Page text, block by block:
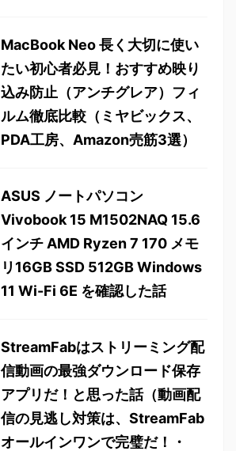
MacBook Neo 長く大切に使い
たい初心者必見！おすすめ映り
込み防止（アンチグレア）フィ
ルム徹底比較（ミヤビックス、
PDA工房、Amazon売筋3選）
ASUS ノートパソコン
Vivobook 15 M1502NAQ 15.6
インチ AMD Ryzen 7 170 メモ
リ16GB SSD 512GB Windows
11 Wi-Fi 6E を確認した話
StreamFabはストリーミング配
信動画の最強ダウンロード保存
アプリだ！と思った話（動画配
信の見逃し対策は、StreamFab
オールインワンで完璧だ！・